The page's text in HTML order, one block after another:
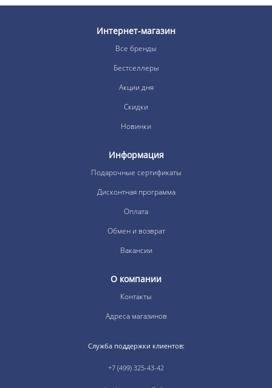
Интернет-магазин
Все бренды
Бестселлеры
Акции дня
Скидки
Новинки
Информация
Подарочные сертификаты
Дисконтная программа
Оплата
Обмен и возврат
Вакансии
О компании
Контакты
Адреса магазинов
Служба поддержки клиентов:
+7 (499) 325-43-42